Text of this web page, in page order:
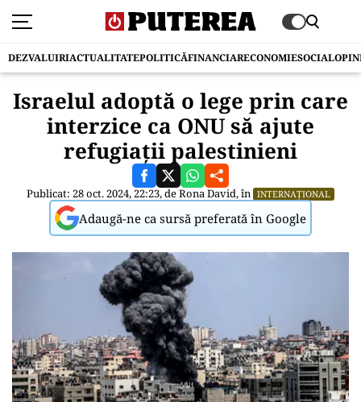
DEZVALUIRIACTUALITATEPOLITICĂFINANCIARECONOMIESOCIAL
Israelul adoptă o lege prin care
interzice ca ONU să ajute
refugiații palestinieni
Publicat: 28 oct. 2024, 22:23, deRona David, în INTERNAȚIONAL
Adaugă-ne ca sursă preferată în Google